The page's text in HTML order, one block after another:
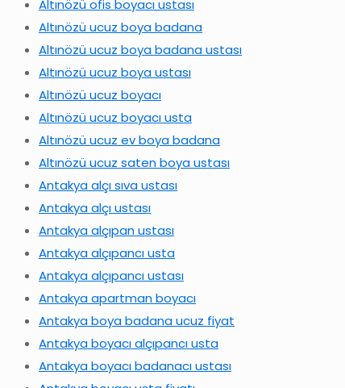
Altınözü ofis boyacı ustası
Altınözü ucuz boya badana
Altınözü ucuz boya badana ustası
Altınözü ucuz boya ustası
Altınözü ucuz boyacı
Altınözü ucuz boyacı usta
Altınözü ucuz ev boya badana
Altınözü ucuz saten boya ustası
Antakya alçı sıva ustası
Antakya alçı ustası
Antakya alçıpan ustası
Antakya alçıpancı usta
Antakya alçıpancı ustası
Antakya apartman boyacı
Antakya boya badana ucuz fiyat
Antakya boyacı alçıpancı usta
Antakya boyacı badanacı ustası